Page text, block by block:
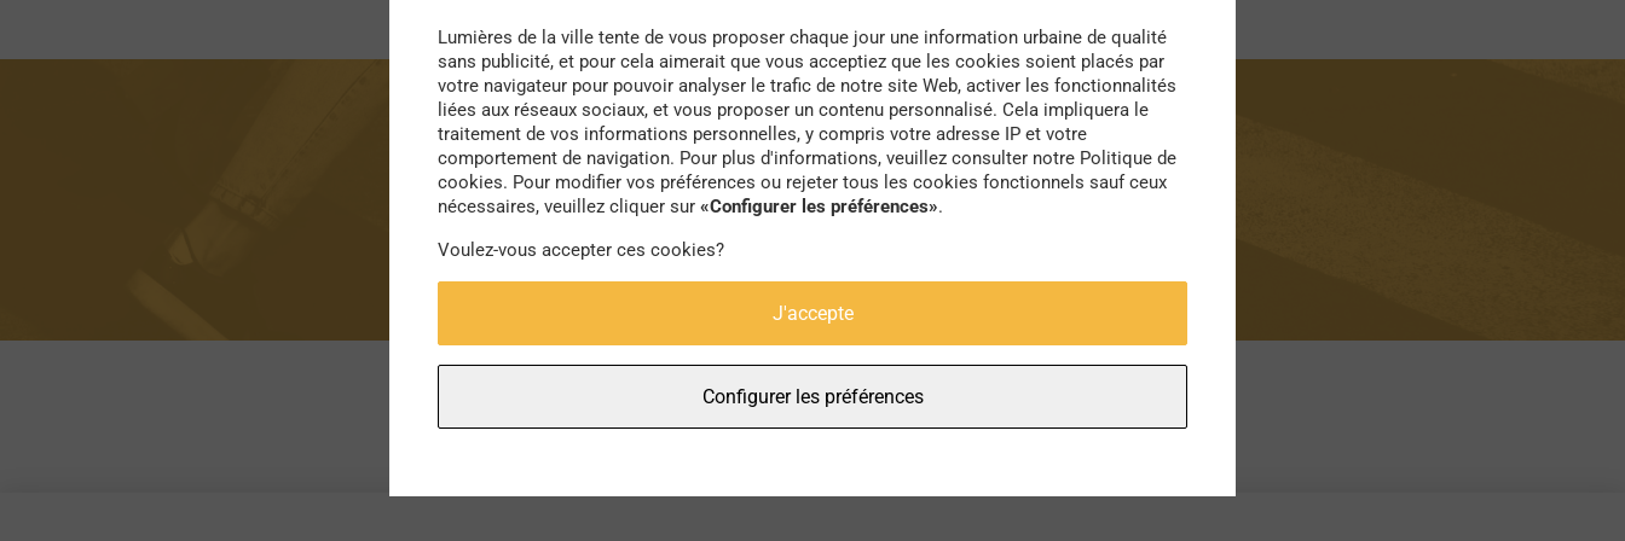
surveillance
Lumières de la ville tente de vous proposer chaque jour une information urbaine de qualité
sans publicité, et pour cela aimerait que vous acceptiez que les cookies soient placés par
votre navigateur pour pouvoir analyser le trafic de notre site Web, activer les fonctionnalités
liées aux réseaux sociaux, et vous proposer un contenu personnalisé. Cela impliquera le
traitement de vos informations personnelles, y compris votre adresse IP et votre
comportement de navigation. Pour plus d'informations, veuillez consulter notre Politique de
cookies. Pour modifier vos préférences ou rejeter tous les cookies fonctionnels sauf ceux
nécessaires, veuillez cliquer sur «Configurer les préférences».
Voulez-vous accepter ces cookies?
J'accepte
Configurer les préférences